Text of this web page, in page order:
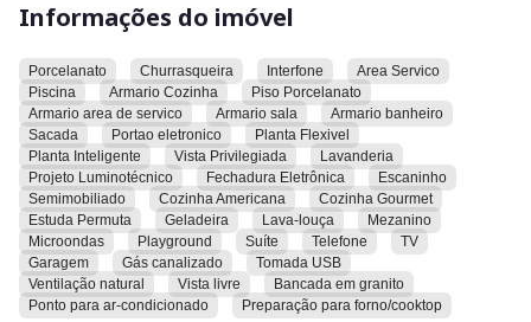
bancos, farmácia, academia, loterica, bares ) ao lado da Av. T-
praticidade no dia dia e oportunidade de morar de forma
segura e moderna!
Entregue com alguns
Informações do imóvel
Porcelanato Churrasqueira Interfone
Area Servico
Piscina
Armario Cozinha
Piso Porcelanato
Armario area de servico
Armario sala
Armario banheiro
Sacada
Portao eletronico
Planta Flexivel
Planta Inteligente
Vista Privilegiada
Lavanderia
Projeto Luminotécnico
Fechadura Eletrônica
Escaninho
Semimobiliado
Cozinha Americana
Cozinha Gourmet
Estuda Permuta
Geladeira Lava-louça
Mezanino
Microondas
Playground Suíte Telefone
TV
Garagem
Gás canalizado
Tomada USB
Ventilação natural
Vista livre
Bancada em granito
Ponto para ar-condicionado
Preparação para forno/cooktop